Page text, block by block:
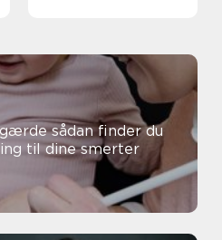
finder du
til dine smerter